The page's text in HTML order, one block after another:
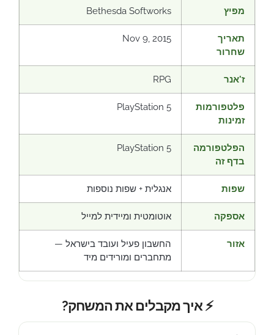
מפיץ Bethesda Softworks
תאריך
שחרור
Nov 9, 2015
ז'אנר RPG
פלטפורמות
זמינות
PlayStation 5
הפלטפורמה
בדף זה
PlayStation 5
שפות אנגלית + שפות נוספות
אספקה אוטומטית ומיידית למייל
אזור
החשבון פעיל ועובד בישראל —
מתחברים ומורידים מיד
⚡ איך מקבלים את המשחק?